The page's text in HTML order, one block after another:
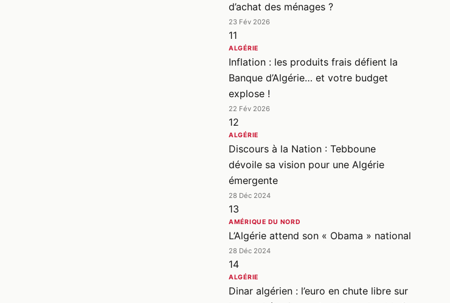
d’achat des ménages ?
23 Fév 2026
11
ALGÉRIE
Inflation : les produits frais défient la
Banque d’Algérie… et votre budget
explose !
22 Fév 2026
12
ALGÉRIE
Discours à la Nation : Tebboune
dévoile sa vision pour une Algérie
émergente
28 Déc 2024
13
AMÉRIQUE DU NORD
L’Algérie attend son « Obama » national
28 Déc 2024
14
ALGÉRIE
Dinar algérien : l’euro en chute libre sur